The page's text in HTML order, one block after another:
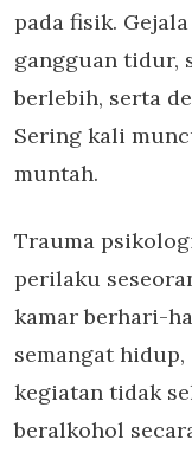
pada fisik.
gangguan tidur,
berlebih, serta
Sering kali
muntah.
Trauma
perilaku
kamar berhari-
semangat
kegiatan tidak
beralkohol